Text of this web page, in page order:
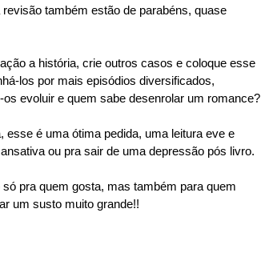
também estão de parabéns, quase
a história, crie outros casos e coloque esse
los por mais episódios diversificados,
evoluir e quem sabe desenrolar um romance?
é uma ótima pedida, uma leitura eve e
ou pra sair de uma depressão pós livro.
pra quem gosta, mas também para quem
um susto muito grande!!